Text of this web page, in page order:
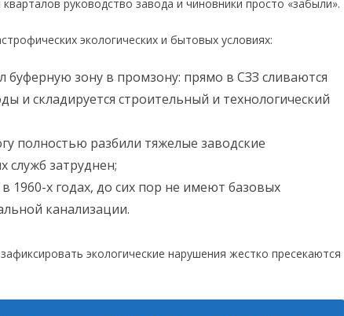
руководство завода и чиновники просто «забыли».
экологических и бытовых условиях:
буферную зону в промзону: прямо в СЗЗ сливаются
и складируется строительный и технологический
полностью разбили тяжелые заводские
служб затруднен;
х годах, до сих пор не имеют базовых
канализации.
экологические нарушения жестко пресекаются